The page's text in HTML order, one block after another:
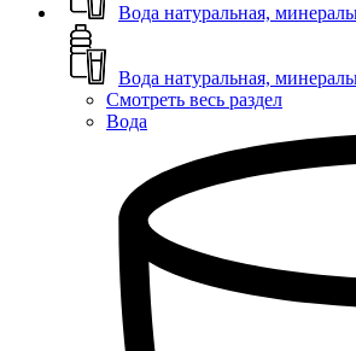
Вода натуральная,
Вода натуральная,
Смотреть весь раздел
Вода